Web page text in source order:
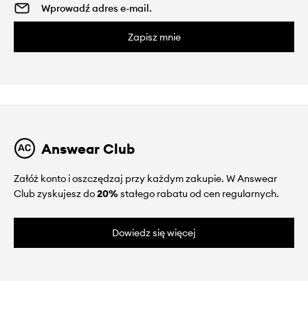
Zapisz mnie
Answear Club
Załóż konto i oszczędzaj przy każdym zakupie. W Answear
Club zyskujesz do20%stałego rabatu od cen regularnych.
Dowiedz się więcej